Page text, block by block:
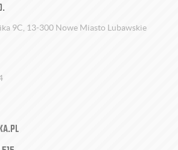
9C, 13-300 Nowe Miasto Lubawskie